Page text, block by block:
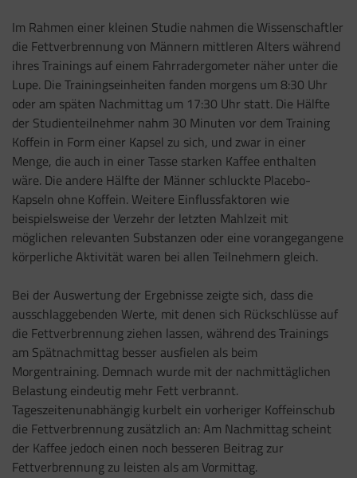
Im Rahmen einer kleinen Studie nahmen die Wissenschaftler
die Fettverbrennung von Männern mittleren Alters während
ihres Trainings auf einem Fahrradergometer näher unter die
Lupe. Die Trainingseinheiten fanden morgens um 8:30 Uhr
oder am späten Nachmittag um 17:30 Uhr statt. Die Hälfte
der Studienteilnehmer nahm 30 Minuten vor dem Training
Koffein in Form einer Kapsel zu sich, und zwar in einer
Menge, die auch in einer Tasse starken Kaffee enthalten
wäre. Die andere Hälfte der Männer schluckte Placebo-
Kapseln ohne Koffein. Weitere Einflussfaktoren wie
beispielsweise der Verzehr der letzten Mahlzeit mit
möglichen relevanten Substanzen oder eine vorangegangene
körperliche Aktivität waren bei allen Teilnehmern gleich.
Bei der Auswertung der Ergebnisse zeigte sich, dass die
ausschlaggebenden Werte, mit denen sich Rückschlüsse auf
die Fettverbrennung ziehen lassen, während des Trainings
am Spätnachmittag besser ausfielen als beim
Morgentraining. Demnach wurde mit der nachmittäglichen
Belastung eindeutig mehr Fett verbrannt.
Tageszeitenunabhängig kurbelt ein vorheriger Koffeinschub
die Fettverbrennung zusätzlich an: Am Nachmittag scheint
der Kaffee jedoch einen noch besseren Beitrag zur
Fettverbrennung zu leisten als am Vormittag.